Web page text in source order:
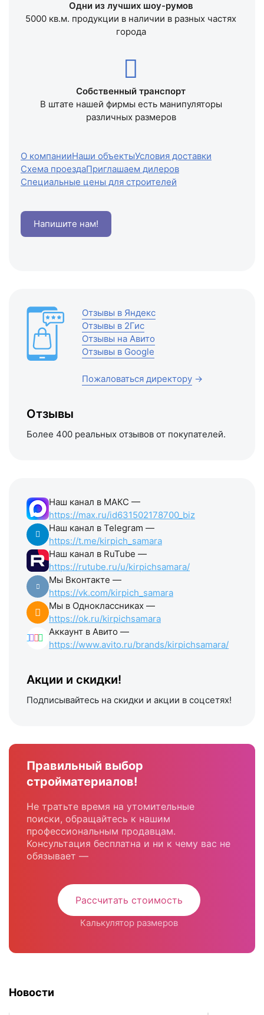
Одни из лучших шоу-румов
5000 кв.м. продукции в наличии в разных частях
города
Собственный транспорт
В штате нашей фирмы есть манипуляторы
различных размеров
О компанииНаши объектыУсловия доставки
Схема проездаПриглашаем дилеров
Специальные цены для строителей
Напишите нам!
Отзывы в Яндекс
Отзывы в 2Гис
Отзывы на Авито
Отзывы в Google
Пожаловаться директору →
Отзывы
Более 400 реальных отзывов от покупателей.
Наш канал в МАКС —
https://max.ru/id631502178700_biz
Наш канал в Telegram —
https://t.me/kirpich_samara
Наш канал в RuTube —
https://rutube.ru/u/kirpichsamara/
Мы Вконтакте —
https://vk.com/kirpich_samara
Мы в Одноклассниках —
https://ok.ru/kirpichsamara
Аккаунт в Авито —
https://www.avito.ru/brands/kirpichsamara/
Акции и скидки!
Подписывайтесь на скидки и акции в соцсетях!
Правильный выбор
стройматериалов!
Не тратьте время на утомительные
поиски, обращайтесь к нашим
профессиональным продавцам.
Консультация бесплатна и ни к чему вас не
обязывает —
Рассчитать стоимость
Калькулятор размеров
Новости